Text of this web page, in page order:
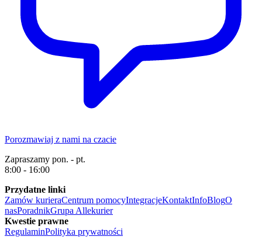
Porozmawiaj z nami na czacie
Zapraszamy pon. - pt.
8:00 - 16:00
Przydatne linki
Zamów kurieraCentrum pomocyIntegracjeKontaktInfoBlogO
nasPoradnikGrupa Allekurier
Kwestie prawne
RegulaminPolityka prywatności